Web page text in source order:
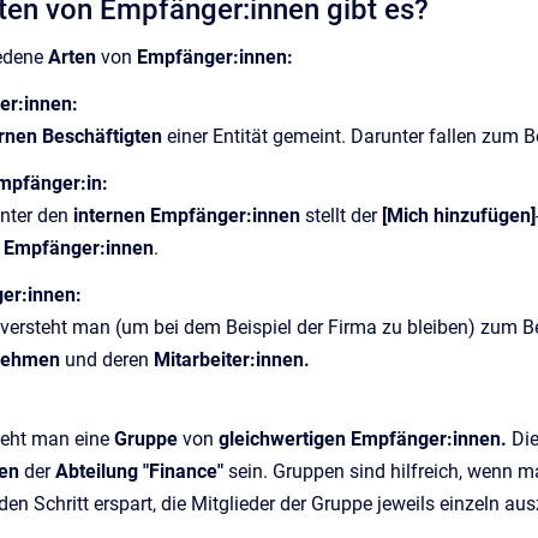
von Empfänger:innen gibt es?
Arten von Empfänger:innen:
Beschäftigten einer Entität gemeint. Darunter fallen zum
den internen Empfänger:innen stellt der [Mich hinzufügen]
.
versteht man (um bei dem Beispiel der Firma zu bleiben) zum
und deren Mitarbeiter:innen.
man eine Gruppe von gleichwertigen Empfänger:innen.
derAbteilung "Finance" sein. Gruppen sind hilfreich, wenn
Schritt erspart, die Mitglieder der Gruppe jeweils einzeln